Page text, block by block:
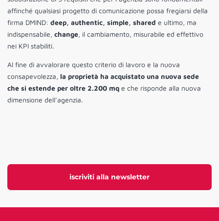
iscriviti alla newsletter
affinché qualsiasi progetto di comunicazione possa fregiarsi della
firma DMIND: deep, authentic, simple, shared e ultimo, ma
indispensabile, change, il cambiamento, misurabile ed effettivo
nei KPI stabiliti.
Al fine di avvalorare questo criterio di lavoro e la nuova
consapevolezza, la proprietà ha acquistato una nuova sede
che si estende per oltre 2.200 mq e che risponde alla nuova
dimensione dell’agenzia.